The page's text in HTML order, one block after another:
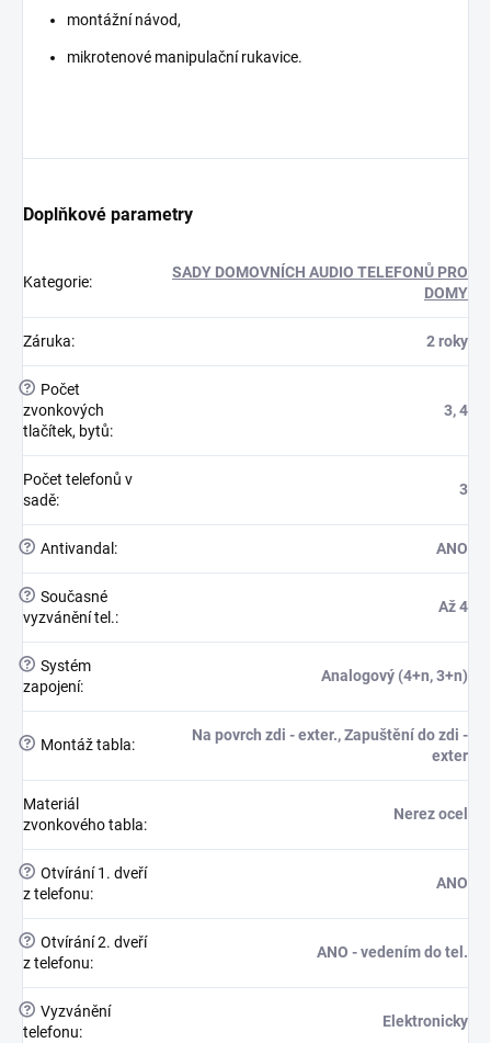
montážní návod,
mikrotenové manipulační rukavice.
Doplňkové parametry
Kategorie:
SADY DOMOVNÍCH AUDIO TELEFONŮ PRO
DOMY
Záruka: 2 roky
?
Počet
zvonkových
tlačítek, bytů:
3, 4
Počet telefonů v
sadě:
3
? Antivandal : ANO
? Současné
vyzvánění tel.:
Až 4
? Systém
zapojení:
Analogový (4+n, 3+n)
? Montáž tabla:
Na povrch zdi - exter., Zapuštění do zdi -
exter
Materiál
zvonkového tabla:
Nerez ocel
? Otvírání 1. dveří
z telefonu:
ANO
? Otvírání 2. dveří
z telefonu:
ANO - vedením do tel.
? Vyzvánění
telefonu:
Elektronicky